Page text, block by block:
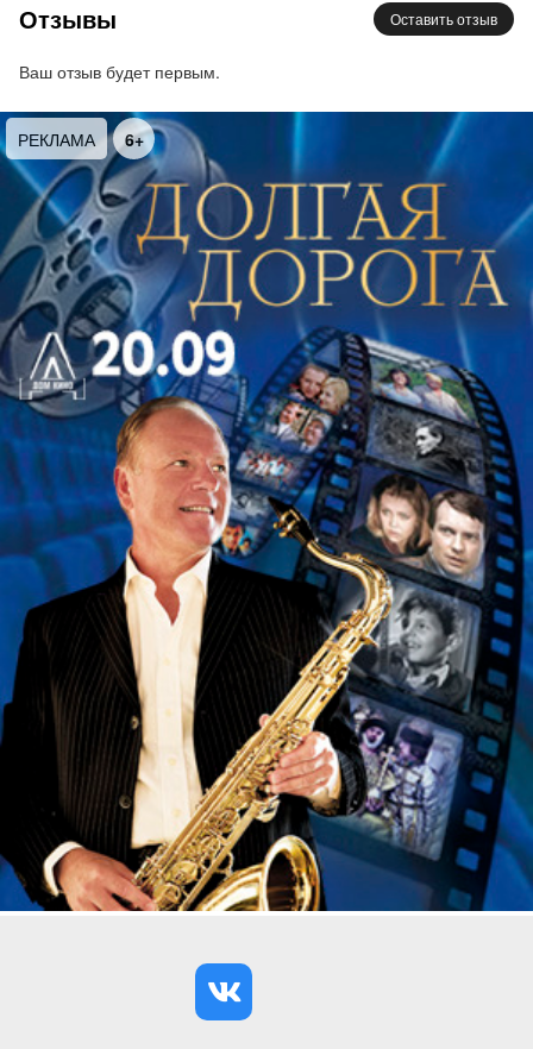
содействия деятельности в сфере культуры и
искусства «Фонд Оксаны Волковой»
Отзывы Оставить отзыв
Ваш отзыв будет первым.
6+